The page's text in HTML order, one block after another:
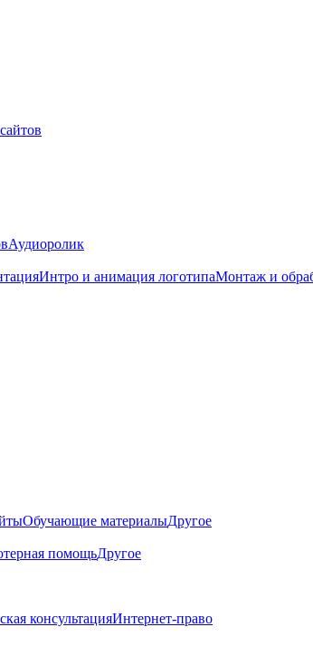
Аудиоролик
Интро и анимация логотипаМонтаж и
Обучающие материалыДругое
помощьДругое
консультацияИнтернет-право